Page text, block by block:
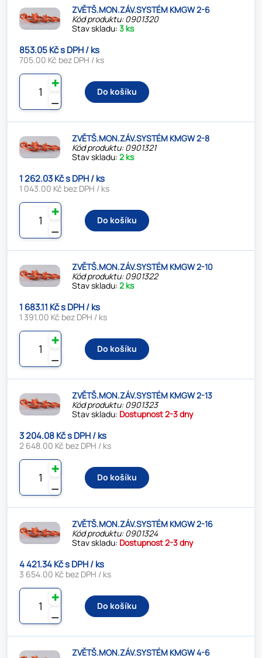
ZVĚTŠ.MON.ZÁV.SYSTÉM KMGW 2-6
Kód produktu: 0901320
Stav skladu:3 ks
853.05 Kč s DPH / ks
705.00 Kč bez DPH / ks
⚊
✚
Do košíku
ZVĚTŠ.MON.ZÁV.SYSTÉM KMGW 2-8
Kód produktu: 0901321
Stav skladu:2 ks
1 262.03 Kč s DPH / ks
1 043.00 Kč bez DPH / ks
⚊
✚
Do košíku
ZVĚTŠ.MON.ZÁV.SYSTÉM KMGW 2-10
Kód produktu: 0901322
Stav skladu:2 ks
1 683.11 Kč s DPH / ks
1 391.00 Kč bez DPH / ks
⚊
✚
Do košíku
ZVĚTŠ.MON.ZÁV.SYSTÉM KMGW 2-13
Kód produktu: 0901323
Stav skladu: Dostupnost 2-3 dny
3 204.08 Kč s DPH / ks
2 648.00 Kč bez DPH / ks
⚊
✚
Do košíku
ZVĚTŠ.MON.ZÁV.SYSTÉM KMGW 2-16
Kód produktu: 0901324
Stav skladu: Dostupnost 2-3 dny
4 421.34 Kč s DPH / ks
3 654.00 Kč bez DPH / ks
⚊
✚
Do košíku
ZVĚTŠ.MON.ZÁV.SYSTÉM KMGW 4-6